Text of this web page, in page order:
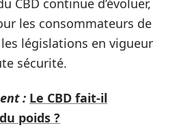
les consommateurs de
législations en vigueur
sécurité.
: Le CBD fait-il
poids ?